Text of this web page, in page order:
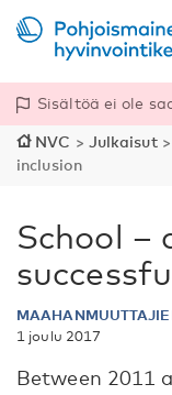
Sisältöä ei ole
NVC > Julkaisut>
inclusion
School –
1 joulu 2017
Between 2011